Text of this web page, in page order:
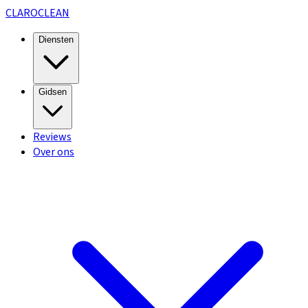
CLAROCLEAN
Diensten
Gidsen
Reviews
Over ons